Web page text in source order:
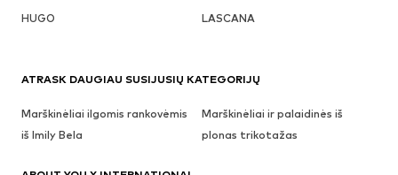
HUGO
LASCANA
ATRASK DAUGIAU SUSIJUSIŲ KATEGORIJŲ
Marškinėliai ilgomis rankovėmis
iš Imily Bela
Marškinėliai ir palaidinės iš
plonas trikotažas